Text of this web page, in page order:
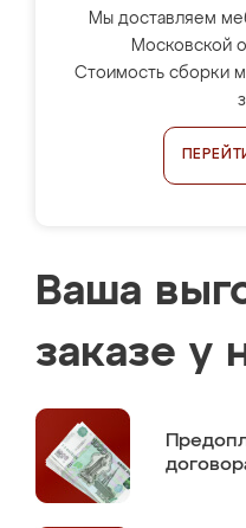
Мы доставляем
Московской
Стоимость сборки
Ваша
заказе у